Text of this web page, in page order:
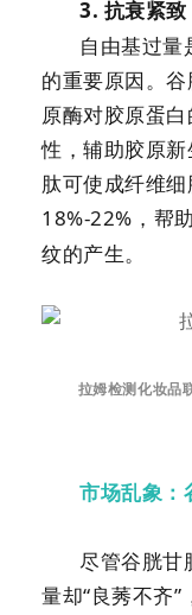
3. 抗衰紧
自由基过量
的重要原因。
原酶对胶原蛋
性，辅助胶原
肽可使成纤维
18%-22% ，帮
纹的产生。
拉姆检测化妆品
市场乱象：
尽管谷胱甘
量却“良莠不齐”